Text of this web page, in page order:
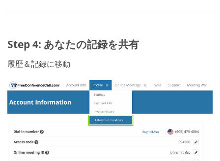
Step 4: あなたの記録を共有
履歴＆記録に移動